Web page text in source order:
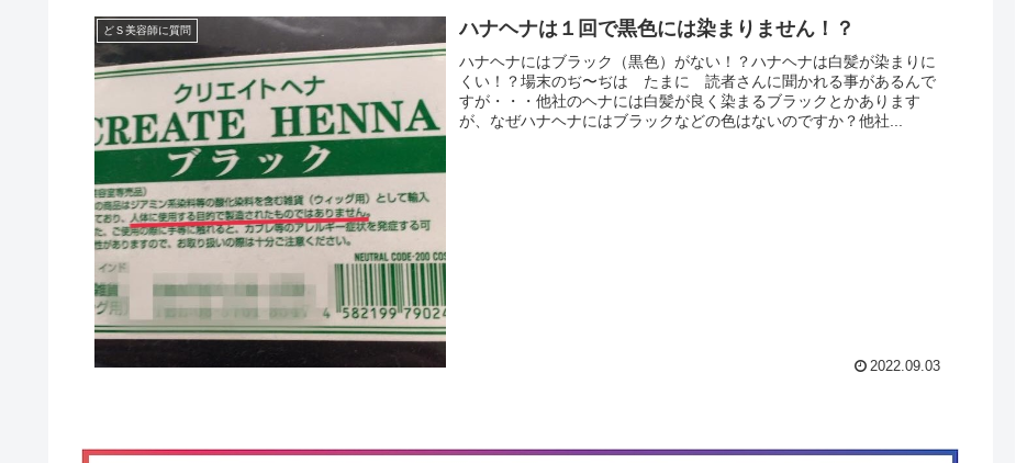
どＳ美容師に質問 ハナヘナは１回で黒色には染まりません！？
ハナヘナにはブラック（黒色）がない！？ハナヘナは白髪が染まりに
くい！？場末のぢ〜ぢは たまに 読者さんに聞かれる事があるんで
すが・・・他社のヘナには白髪が良く染まるブラックとかあります
が、なぜハナヘナにはブラックなどの色はないのですか？他社...
2022.09.03